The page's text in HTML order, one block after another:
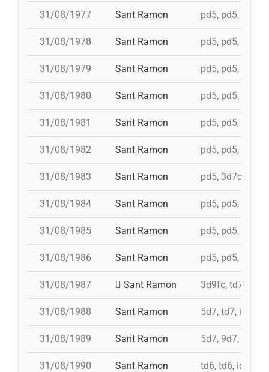
31/08/1977 Sant Ramon pd5, pd5, pd5,
31/08/1978 Sant Ramon pd5, pd5, pd5,
31/08/1979 Sant Ramon pd5, pd5, pd5,
31/08/1980 Sant Ramon pd5, pd5, pd5,
31/08/1981 Sant Ramon pd5, pd5, pd5,
31/08/1982 Sant Ramon pd5, pd5, pd5,
31/08/1983 Sant Ramon pd5, 3d7c,
31/08/1984 Sant Ramon pd5, pd5, pd5,
31/08/1985 Sant Ramon pd5, pd5, pd5,
31/08/1986 Sant Ramon pd5, pd5, pd5,
31/08/1987 Sant Ramon 3d9fc, td7, 4d8,
31/08/1988 Sant Ramon 5d7, td7, id
31/08/1989 Sant Ramon 5d7, 9d7, 4d8
31/08/1990 Sant Ramon td6, td6, id